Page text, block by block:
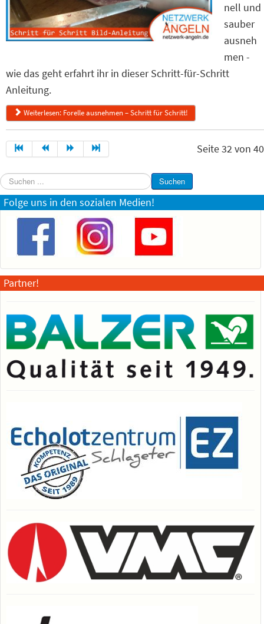
nell und
sauber
ausneh
men -
wie das geht erfahrt ihr in dieser Schritt-für-Schritt
Anleitung.
Weiterlesen: Forelle ausnehmen – Schritt für Schritt!
Seite 32 von 40
Suchen
...
Suchen
Folge uns in den sozialen Medien!
Partner!